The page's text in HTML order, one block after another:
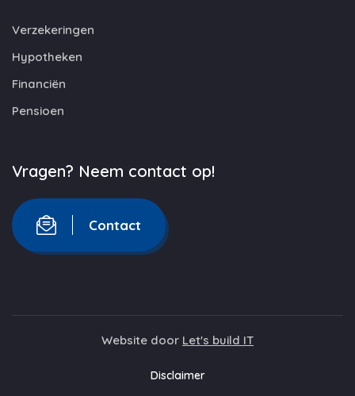
Verzekeringen
Hypotheken
Financiën
Pensioen
Vragen? Neem contact op!
Contact
Website door Let's build IT
Disclaimer